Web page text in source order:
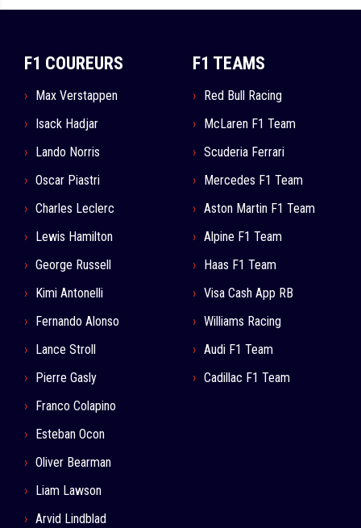
F1 COUREURS
Max Verstappen
Isack Hadjar
Lando Norris
Oscar Piastri
Charles Leclerc
Lewis Hamilton
George Russell
Kimi Antonelli
Fernando Alonso
Lance Stroll
Pierre Gasly
Franco Colapino
Esteban Ocon
Oliver Bearman
Liam Lawson
Arvid Lindblad
F1 TEAMS
Red Bull Racing
McLaren F1 Team
Scuderia Ferrari
Mercedes F1 Team
Aston Martin F1 Team
Alpine F1 Team
Haas F1 Team
Visa Cash App RB
Williams Racing
Audi F1 Team
Cadillac F1 Team